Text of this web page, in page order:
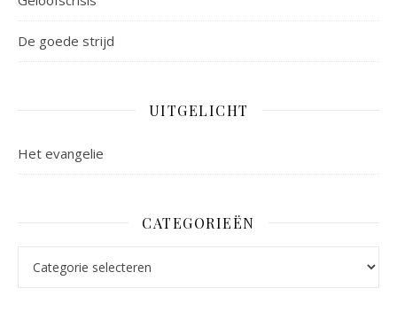
De goede strijd
UITGELICHT
Het evangelie
CATEGORIEËN